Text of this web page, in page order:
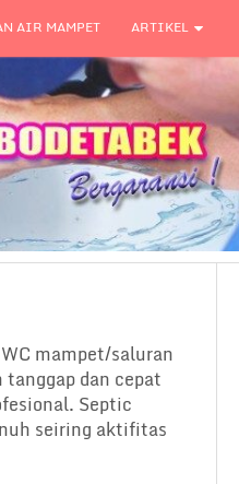
AIR MAMPET ARTIKEL
mampet/saluran
dan cepat
Septic
seiring aktifitas